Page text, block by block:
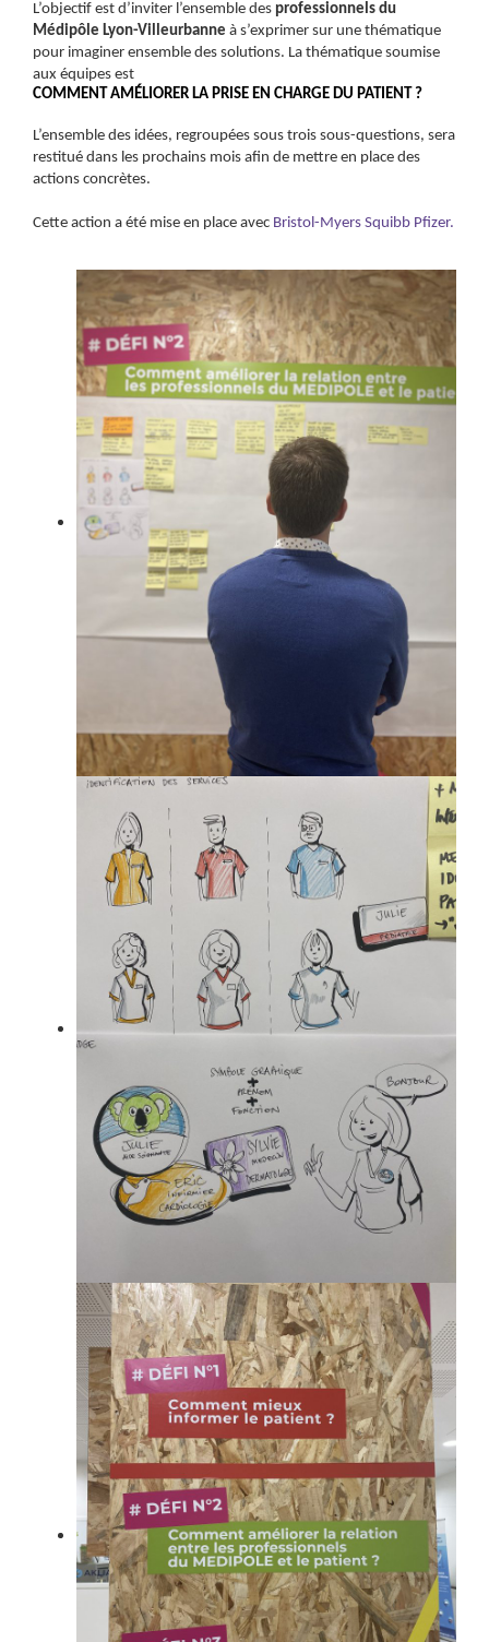
L’objectif est d’inviter l’ensemble des professionnels du
Médipôle Lyon-Villeurbanne à s’exprimer sur une thématique
pour imaginer ensemble des solutions. La thématique soumise
aux équipes est
COMMENT AMÉLIORER LA PRISE EN CHARGE DU PATIENT ?
L’ensemble des idées, regroupées sous trois sous-questions, sera
restitué dans les prochains mois afin de mettre en place des
actions concrètes.
Cette action a été mise en place avec Bristol-Myers Squibb Pfizer.